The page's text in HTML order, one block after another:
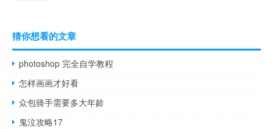
猜你想看的文章
photoshop 完全自学教程
怎样画画才好看
众包骑手需要多大年龄
鬼泣攻略17